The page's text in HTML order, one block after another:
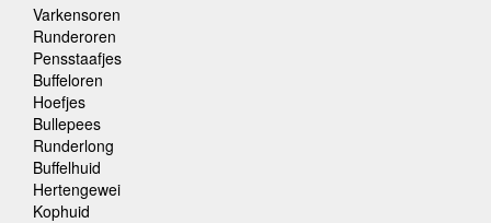
Varkensoren
Runderoren
Pensstaafjes
Buffeloren
Hoefjes
Bullepees
Runderlong
Buffelhuid
Hertengewei
Kophuid